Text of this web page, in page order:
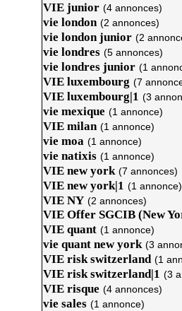
VIE junior (4 annonces)
vie london (2 annonces)
vie london junior (2
vie londres (5 annonces)
vie londres junior (1
VIE luxembourg (7
VIE luxembourg|1 (3
vie mexique (1 annonce)
VIE milan (1 annonce)
vie moa (1 annonce)
vie natixis (1 annonce)
VIE new york (7 annonces)
VIE new york|1 (1 annonce)
VIE NY (2 annonces)
VIE Offer SGCIB (New
VIE quant (1 annonce)
vie quant new york (3
VIE risk switzerland (1
VIE risk switzerland|1 (3
VIE risque (4 annonces)
vie sales (1 annonce)